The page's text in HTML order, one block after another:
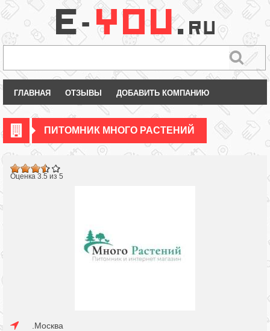
ГЛАВНАЯ ОТЗЫВЫ ДОБАВИТЬ КОМПАНИЮ
ПИТОМНИК МНОГО РАСТЕНИЙ
.4
Оценка 3.5 из 5
.Москва